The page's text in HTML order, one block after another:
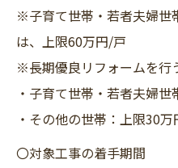
※子育て世帯・若者夫婦世
は、上限60万円/戸
※長期優良リフォームを行
・子育て世帯・若者夫婦
・その他の世帯：上限30
〇対象工事の着手期間